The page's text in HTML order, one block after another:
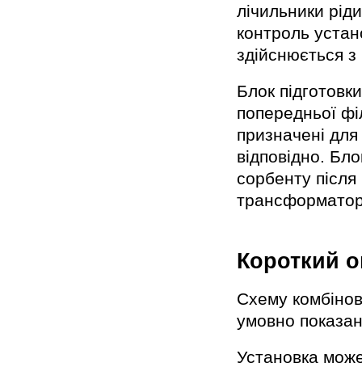
лічильники
контроль
здійснюється
Блок
попередньої
призначені
відповідно.
сорбенту
Короткий
Схему
умовно
Установка